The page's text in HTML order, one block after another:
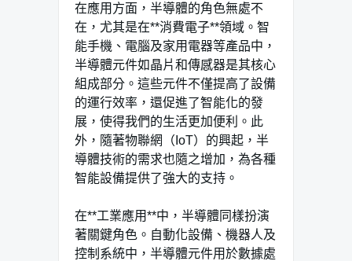
在應用方面，半導體的角色無處不
在，尤其是在**消費電子**領域。智
能手機、電腦及家用電器等產品中，
半導體元件如晶片和傳感器是其核心
組成部分。這些元件不僅提高了設備
的運行效率，還促進了智能化的發
展，使得我們的生活更加便利。此
外，隨著物聯網（IoT）的興起，半
導體技術的需求也隨之增加，為各種
智能設備提供了強大的支持。
在**工業應用**中，半導體同樣扮演
著關鍵角色。自動化設備、機器人及
控制系統中，半導體元件用於數據處